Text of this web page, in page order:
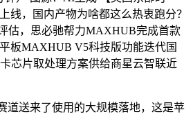
线，国内产物为啥都这么热衷跑分？
估，思必驰帮力MAXHUB完成首款
板MAXHUB V5科技版功能迭代国
芯片取处理方案供给商星云智联近
送来了使用的大规模落地，这是苹